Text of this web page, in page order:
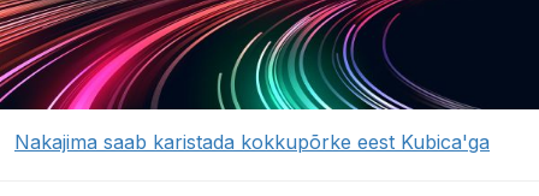
Nakajima saab karistada kokkupõrke eest Kubica'ga